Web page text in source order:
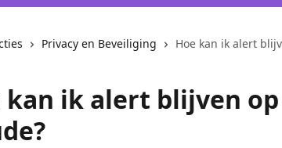
Privacy en Beveiliging Hoe kan ik alert
kan ik alert blijven